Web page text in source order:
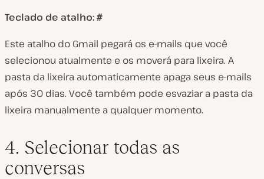
Teclado de atalho: #
Este atalho do Gmail pegará os e-mails que você
selecionou atualmente e os moverá para lixeira. A
pasta da lixeira automaticamente apaga seus e-mails
após 30 dias. Você também pode esvaziar a pasta da
lixeira manualmente a qualquer momento.
4. Selecionar todas as
conversas